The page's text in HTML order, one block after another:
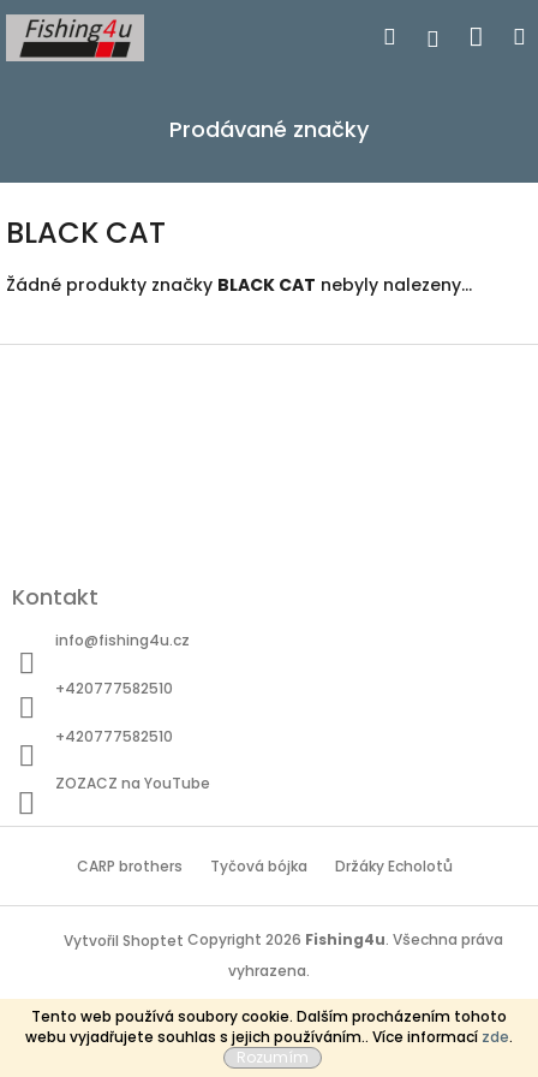
Tento web používá soubory cookie. Dalším procházením tohoto
webu vyjadřujete souhlas s jejich používáním.. Více informací zde.
Rozumím
Přejít
obsah
Hledat
Prodávané značky
BLACK CAT
Žádné produkty značky BLACK CAT nebyly nalezeny...
Kontakt
info@fishing4u.cz
+420777582510
+420777582510
ZOZACZ na YouTube
CARP brothers Tyčová bójka Držáky Echolotů
Vytvořil Shoptet Copyright 2026 Fishing4u. Všechna práva
vyhrazena.